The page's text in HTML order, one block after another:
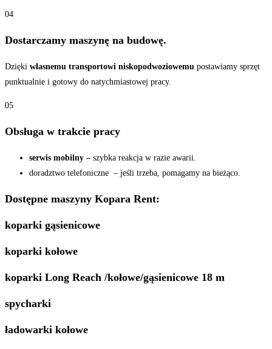
04
Dostarczamy maszynę na budowę.
Dzięki własnemu transportowi niskopodwoziowemu postawiamy sprzęt
punktualnie i gotowy do natychmiastowej pracy.
05
Obsługa w trakcie pracy
serwis mobilny – szybka reakcja w razie awarii.
doradztwo telefoniczne – jeśli trzeba, pomagamy na bieżąco.
Dostępne maszyny Kopara Rent:
koparki gąsienicowe
koparki kołowe
koparki Long Reach /kołowe/gąsienicowe 18 m
spycharki
ładowarki kołowe